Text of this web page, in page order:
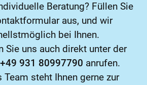
Beratung? Füllen Sie
aus, und wir
bei Ihnen.
Sie uns auch direkt unter der
+49 931 80997790 anrufen.
Team steht Ihnen gerne zur